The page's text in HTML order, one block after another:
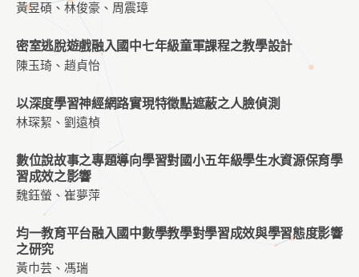
黃昱碩、林俊豪、周震璋
密室逃脫遊戲融入國中七年級童軍課程之教學設計
陳玉琦、趙貞怡
以深度學習神經網路實現特徵點遮蔽之人臉偵測
林琛絜、劉遠楨
數位說故事之專題導向學習對國小五年級學生水資源保育學
習成效之影響
魏鈺螢、崔夢萍
均一教育平台融入國中數學教學對學習成效與學習態度影響
之研究
黃巾芸、馮瑞